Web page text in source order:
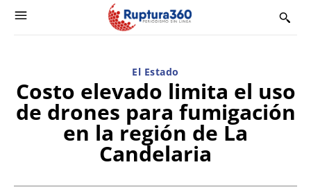
El Estado
Costo elevado limita el uso
de drones para fumigación
en la región de La
Candelaria